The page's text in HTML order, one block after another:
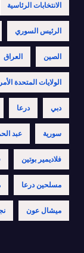
الانتخابات الرئاسية
الرئيس السوري
الصين العراق
الولايات المتحدة
دبي درعا
سورية عبد
فلاديمير بوتين
مسلحين درعا
ميشال عون